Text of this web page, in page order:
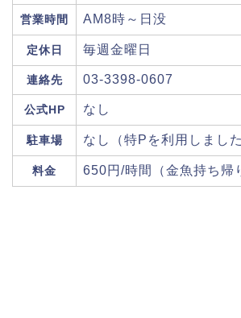
営業時間 AM8時～日没
定休日 毎週金曜日
連絡先 03-3398-0607
公式HP なし
駐車場 なし（特Pを利用しました
料金 650円/時間（金魚持ち帰